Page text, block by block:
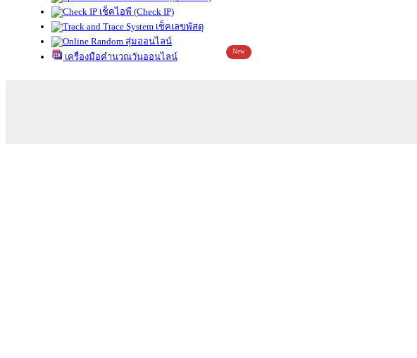
เช็คไอพี (Check IP)
เช็คเลขพัสดุ
สุ่มออนไลน์
เครื่องมือคำนวณวันออนไลน์
New